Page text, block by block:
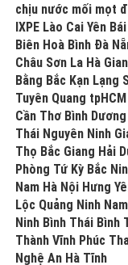
chịu nước mối mọt
IXPE Lào Cai Yên
Biên Hoà Bình Đà
Châu Sơn La Hà
Bằng Bắc Kạn Lạng
Tuyên Quang
Cần Thơ Bình
Thái Nguyên Ninh
Thọ Bắc Giang Hải
Phòng Tứ Kỳ Bắc
Nam Hà Nội Hưng
Lộc Quảng Ninh
Ninh Bình Thái Bình
Thành Vĩnh Phúc
Nghệ An Hà Tĩnh